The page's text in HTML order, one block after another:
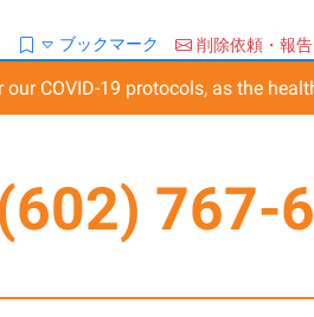
ブックマーク 削除依頼・報告